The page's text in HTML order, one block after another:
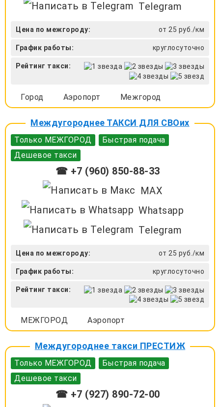
Telegram
Цена по межгороду: от 25 руб./км
График работы: круглосуточно
Рейтинг такси:
Город Аэропорт Межгород
Междугороднее ТАКСИ ДЛЯ СВОих
Только МЕЖГОРОД
Быстрая подача
Дешевое такси
☎ +7 (960) 850-88-33
MAX
Whatsapp
Telegram
Цена по межгороду: от 25 руб./км
График работы: круглосуточно
Рейтинг такси:
МЕЖГОРОД Аэропорт
Междугороднее такси ПРЕСТИЖ
Только МЕЖГОРОД
Быстрая подача
Дешевое такси
☎ +7 (927) 890-72-00